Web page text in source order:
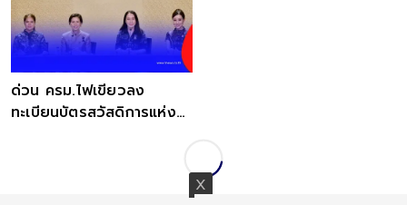
ด่วน ครม.ไฟเขียวลง
ทะเบียนบัตรสวัสดิการแห่ง